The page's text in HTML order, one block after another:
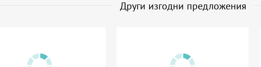
Други изгодни предложения